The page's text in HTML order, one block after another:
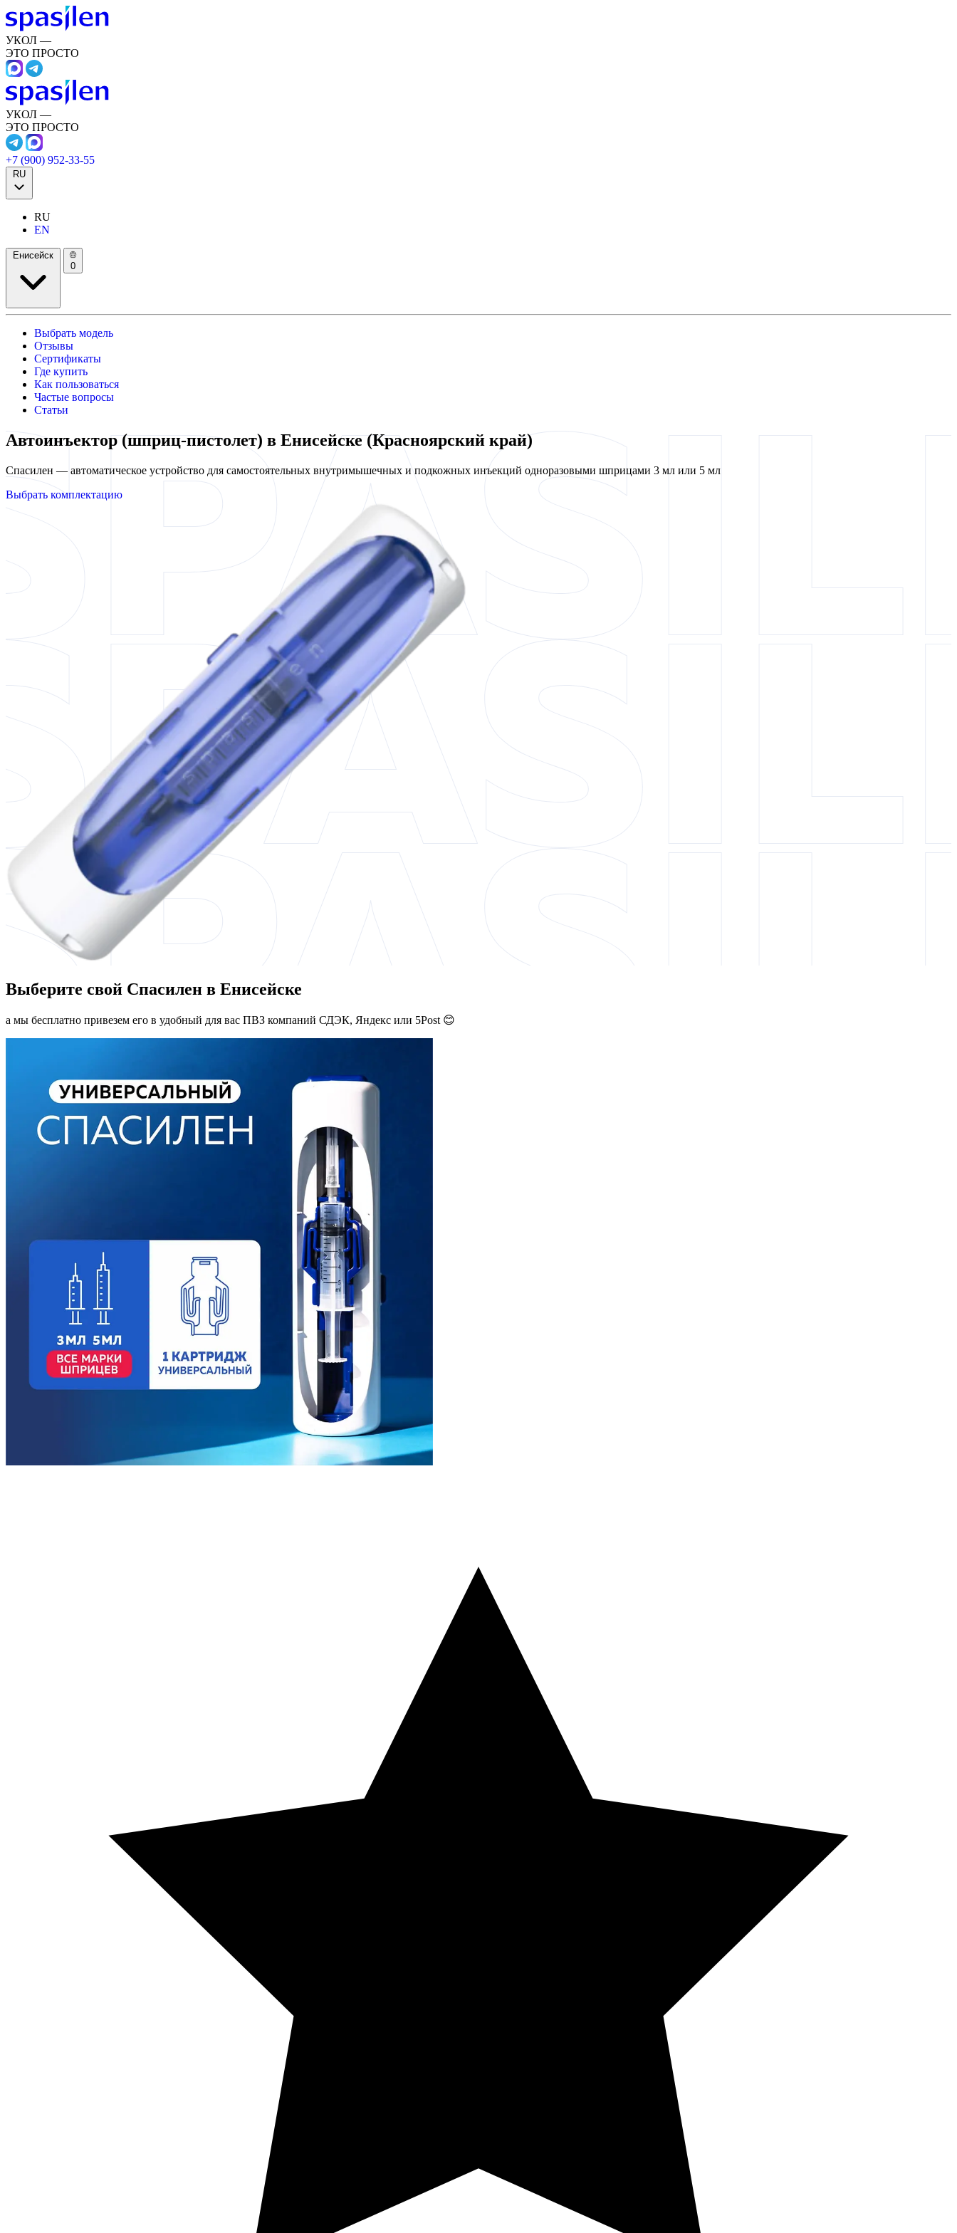
УКОЛ —
ЭТО ПРОСТО
УКОЛ —
ЭТО ПРОСТО
+7 (900) 952-33-55
RU
RU
EN
Енисейск
0
Выбрать модель
Отзывы
Сертификаты
Где купить
Как пользоваться
Частые вопросы
Статьи
Автоинъектор (шприц-пистолет) в Енисейске (Красноярский край)
Спасилен — автоматическое устройство для самостоятельных внутримышечных и подкожных инъекций одноразовыми шприцами 3 мл или 5 мл
Выбрать комплектацию
Выберите свой Спасилен в Енисейске
а мы бесплатно привезем его в удобный для вас ПВЗ компаний СДЭК, Яндекс или 5Post 😊